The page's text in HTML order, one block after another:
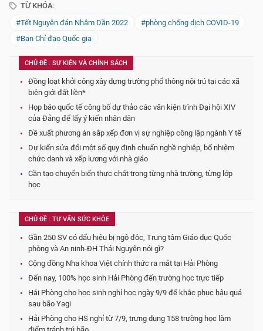
TỪ KHÓA:
#Tết Nguyên đán Nhâm Dần 2022
#phòng chống dịch COVID-19
#Ban Chỉ đạo Quốc gia
CHỦ ĐỀ : SỰ KIỆN VÀ CHÍNH SÁCH
Đồng loạt khởi công xây dựng trường phổ thông nội trú tại các xã
biên giới đất liền*
Họp báo quốc tế công bố dự thảo các văn kiện trình Đại hội XIV
của Đảng để lấy ý kiến nhân dân
Đề xuất phương án sắp xếp đơn vị sự nghiệp công lập ngành Y tế
Dự kiến sửa đổi một số quy định chuẩn nghề nghiệp, bổ nhiệm
chức danh và xếp lương với nhà giáo
Cần tạo chuyển biến thực chất trong từng nhà trường, từng lớp
học
CHỦ ĐỀ : TƯ VẤN SỨC KHỎE
Gần 250 SV có dấu hiệu bị ngộ độc, Trung tâm Giáo dục Quốc
phòng và An ninh-ĐH Thái Nguyên nói gì?
Cộng đồng Nha khoa Việt chính thức ra mắt tại Hải Phòng
Đến nay, 100% học sinh Hải Phòng đến trường học trực tiếp
Hải Phòng cho học sinh nghỉ học ngày 9/9 để khắc phục hậu quả
sau bão Yagi
Hải Phòng cho HS nghỉ từ 7/9, trưng dụng 158 trường học làm